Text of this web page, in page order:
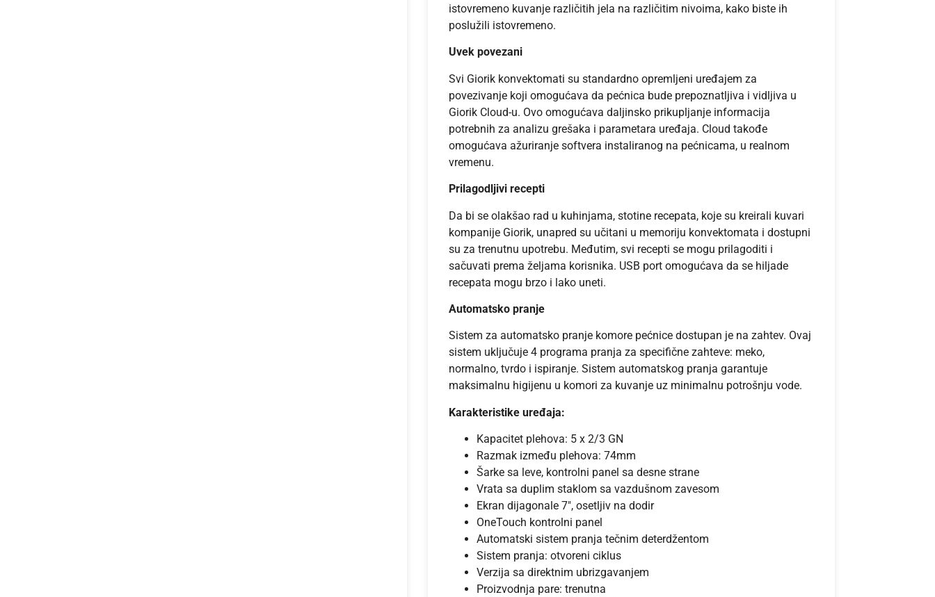
istovremeno kuvanje različitih jela na različitim nivoima, kako biste ih
poslužili istovremeno.
Uvek povezani
Svi Giorik konvektomati su standardno opremljeni uređajem za
povezivanje koji omogućava da pećnica bude prepoznatljiva i vidljiva u
Giorik Cloud-u. Ovo omogućava daljinsko prikupljanje informacija
potrebnih za analizu grešaka i parametara uređaja. Cloud takođe
omogućava ažuriranje softvera instaliranog na pećnicama, u realnom
vremenu.
Prilagodljivi recepti
Da bi se olakšao rad u kuhinjama, stotine recepata, koje su kreirali kuvari
kompanije Giorik, unapred su učitani u memoriju konvektomata i dostupni
su za trenutnu upotrebu. Međutim, svi recepti se mogu prilagoditi i
sačuvati prema željama korisnika. USB port omogućava da se hiljade
recepata mogu brzo i lako uneti.
Automatsko pranje
Sistem za automatsko pranje komore pećnice dostupan je na zahtev. Ovaj
sistem uključuje 4 programa pranja za specifične zahteve: meko,
normalno, tvrdo i ispiranje. Sistem automatskog pranja garantuje
maksimalnu higijenu u komori za kuvanje uz minimalnu potrošnju vode.
Karakteristike uređaja:
Kapacitet plehova: 5 x 2/3 GN
Razmak između plehova: 74mm
Šarke sa leve, kontrolni panel sa desne strane
Vrata sa duplim staklom sa vazdušnom zavesom
Ekran dijagonale 7″, osetljiv na dodir
OneTouch kontrolni panel
Automatski sistem pranja tečnim deterdžentom
Sistem pranja: otvoreni ciklus
Verzija sa direktnim ubrizgavanjem
Proizvodnja pare: trenutna